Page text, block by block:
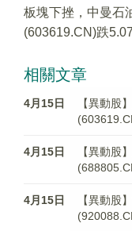
板塊下挫，中曼石
(603619.CN)跌
相關文章
4月15日
【異動股
4月15日
【異動股
4月15日
【異動股